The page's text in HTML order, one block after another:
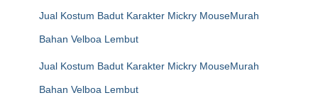
Jual Kostum Badut Karakter Mickry MouseMurah
Bahan Velboa Lembut
Jual Kostum Badut Karakter Mickry MouseMurah
Bahan Velboa Lembut